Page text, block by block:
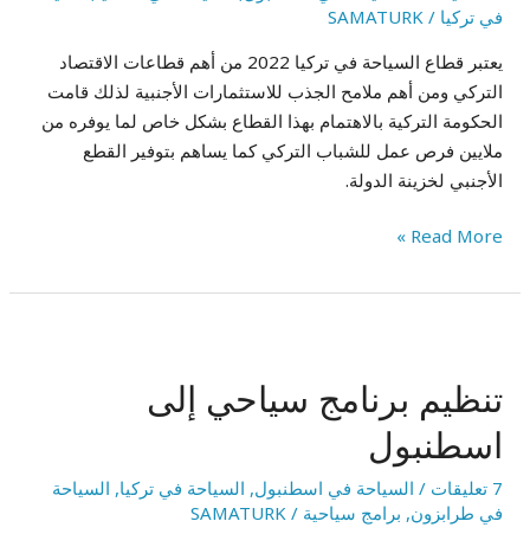
في تركيا /
SAMATURK
يعتبر قطاع السياحة في تركيا 2022 من أهم قطاعات الاقتصاد
التركي ومن أهم ملامح الجذب للاستثمارات الأجنبية لذلك قامت
الحكومة التركية بالاهتمام بهذا القطاع بشكل خاص لما يوفره من
ملايين فرص عمل للشباب التركي كما يساهم بتوفير القطع
الأجنبي لخزينة الدولة.
Read More »
تنظيم برنامج سياحي إلى
اسطنبول
7 تعليقات / السياحة في اسطنبول, السياحة في تركيا, السياحة
في طرابزون, برامج سياحية /
SAMATURK
سياحي
اسطنبول